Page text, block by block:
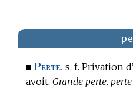
■Perte. s. f. Privation
avoit.Grande perte.